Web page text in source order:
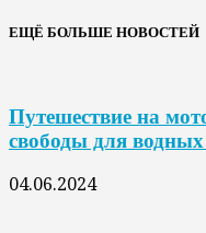
ЕЩЁ БОЛЬШЕ НОВОСТЕЙ
Путешествие на
свободы для
04.06.2024